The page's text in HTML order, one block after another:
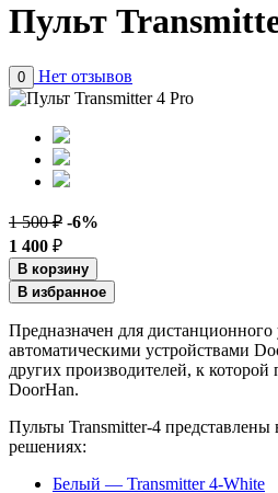
Пульт
0 Нет отзывов
1 500 ₽ -6%
1 400 ₽
В корзину
В избранное
Предназначен для
автоматическими устройствами
других производителей, к
DoorHan.
Пульты Transmitter-4
решениях:
Белый — Transmitter 4-White